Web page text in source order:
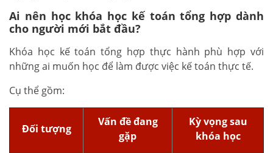
Ai nên học khóa học kế toán tổng hợp dành
cho người mới bắt đầu?
Khóa học kế toán tổng hợp thực hành phù hợp với
những ai muốn học để làm được việc kế toán thực tế.
Cụ thể gồm:
Đối tượng
Vấn đề đang
gặp
Kỳ vọng sau
khóa học